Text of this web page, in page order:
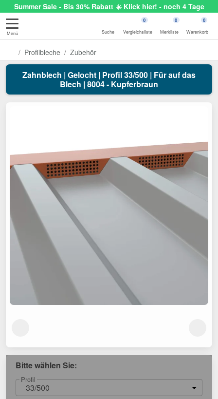
Summer Sale - Bis 30% Rabatt ☀️ Klick hier! - noch 4 Tage
Menü Suche
0
Vergleichsliste
0
Merkliste
0
Warenkorb
Profilbleche Zubehör
Zahnblech | Gelocht | Profil 33/500 | Für auf das
Blech | 8004 - Kupferbraun
Bitte wählen Sie:
Profil
33/500